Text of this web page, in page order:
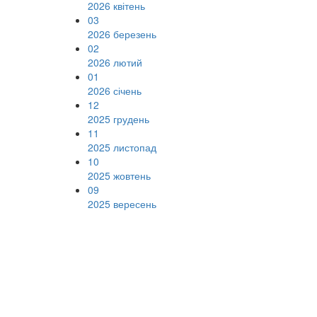
2026 квітень
03
2026 березень
02
2026 лютий
01
2026 січень
12
2025 грудень
11
2025 листопад
10
2025 жовтень
09
2025 вересень